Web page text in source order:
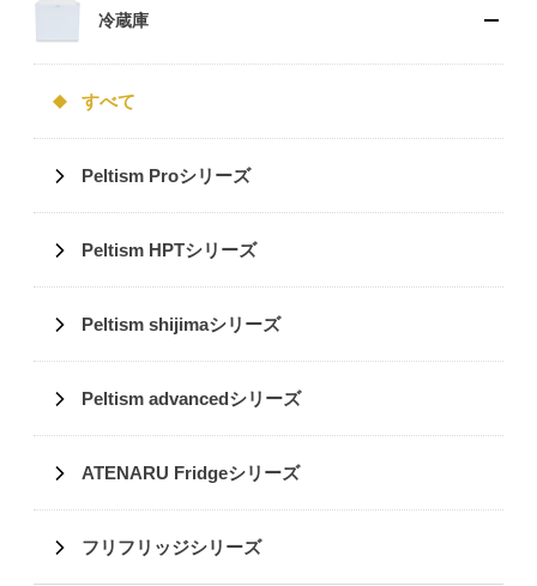
冷蔵庫
すべて
Peltism Proシリーズ
Peltism HPTシリーズ
Peltism shijimaシリーズ
Peltism advancedシリーズ
ATENARU Fridgeシリーズ
フリフリッジシリーズ